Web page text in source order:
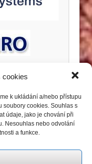
cookies
k ukládání a/nebo přístupu
soubory cookies. Souhlas s
údaje, jako je chování při
Nesouhlas nebo odvolání
a funkce.